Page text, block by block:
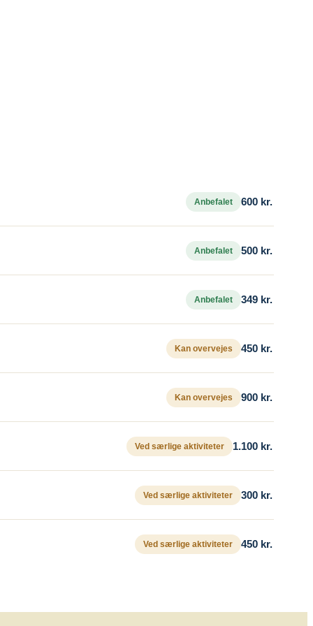
Anbefalet 600 kr.
Anbefalet 500 kr.
Anbefalet 349 kr.
Kan overvejes 450 kr.
Kan overvejes 900 kr.
Ved særlige aktiviteter 1.100 kr.
Ved særlige aktiviteter 300 kr.
Ved særlige aktiviteter 450 kr.